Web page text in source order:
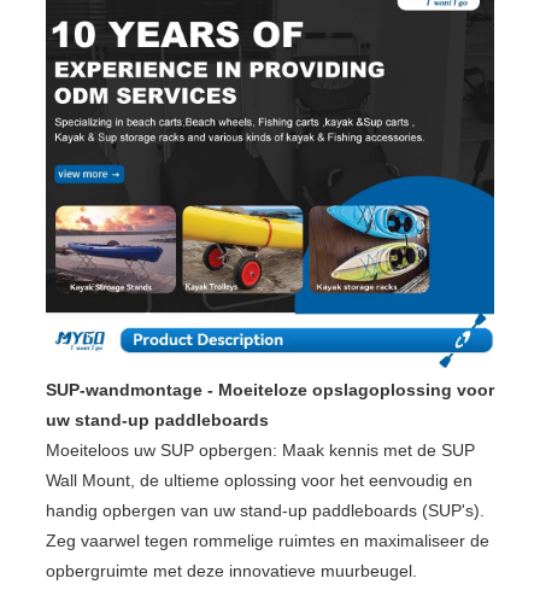
SUP-wandmontage - Moeiteloze opslagoplossing voor
uw stand-up paddleboards
Moeiteloos uw SUP opbergen: Maak kennis met de SUP
Wall Mount, de ultieme oplossing voor het eenvoudig en
handig opbergen van uw stand-up paddleboards (SUP's).
Zeg vaarwel tegen rommelige ruimtes en maximaliseer de
opbergruimte met deze innovatieve muurbeugel.